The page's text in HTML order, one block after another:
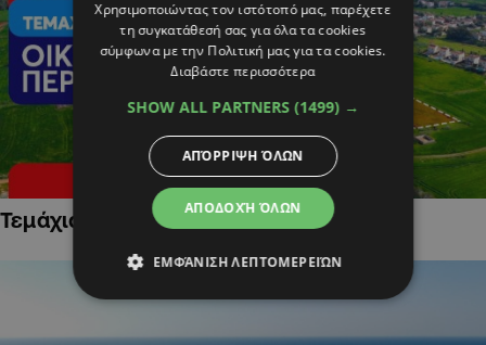
Τεμάχια Γης σε Οικιστικές Περιοχές
Χρησιμοποιώντας τον ιστότοπό μας, παρέχετε
τη συγκατάθεσή σας για όλα τα cookies
σύμφωνα με την Πολιτική μας για τα cookies.
Διαβάστε περισσότερα
SHOW ALL PARTNERS (1499) →
ΑΠΟΔΟΧΉ ΌΛΩΝ
ΑΠΌΡΡΙΨΗ ΌΛΩΝ
ΕΜΦΆΝΙΣΗ ΛΕΠΤΟΜΕΡΕΙΏΝ